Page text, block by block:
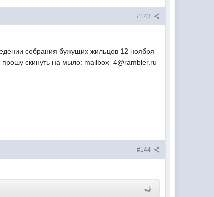
#143
собрания бужущих жильцов 12 ноября -
скинуть на мыло: mailbox_4@rambler.ru
#144